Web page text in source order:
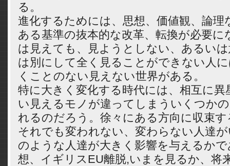
る。
進化するためには、思想、価値観、論理
ある基準の抜本的な改革、転換が必要に
は見えても、見ようとしない、あるい
は別にして全く見ることができない人
くことのない見えない世界がある。
特に大きく変化する時代には、相互に
い見えるモノが違ってしまういくつか
れるのだろう。徐々にある方向に収束
それでも変われない、変わらない人達
のような人達が大きく影響を与えるか
想、イギリスEU離脱,いまを見るか、将